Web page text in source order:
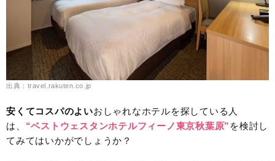
出典：travel.rakuten.co.jp
安くてコスパのよいおしゃれなホテルを探している人
は、 “ベストウェスタンホテルフィーノ東京秋葉原” を検討し
てみてはいかがでしょうか？